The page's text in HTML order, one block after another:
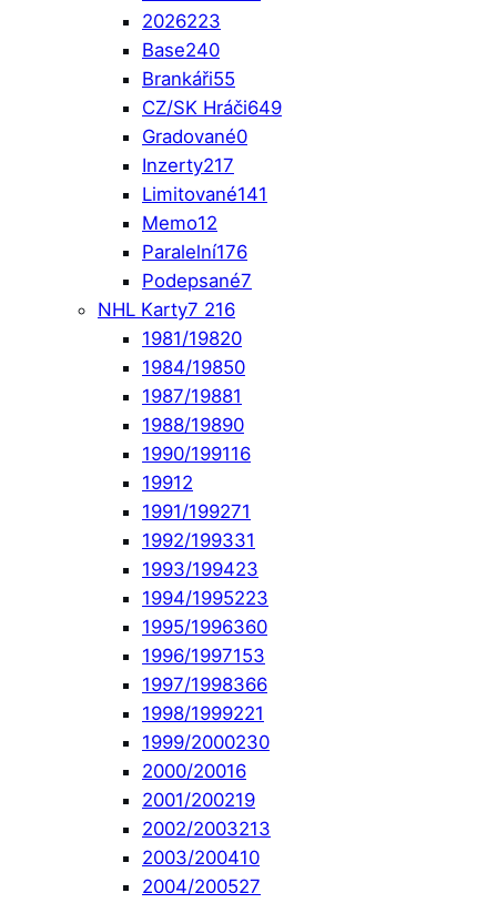
2026223
Base240
Brankáři55
CZ/SK Hráči649
Gradované0
Inzerty217
Limitované141
Memo12
Paralelní176
Podepsané7
NHL Karty7 216
1981/19820
1984/19850
1987/19881
1988/19890
1990/199116
19912
1991/199271
1992/199331
1993/199423
1994/1995223
1995/1996360
1996/1997153
1997/1998366
1998/1999221
1999/2000230
2000/20016
2001/200219
2002/2003213
2003/200410
2004/200527